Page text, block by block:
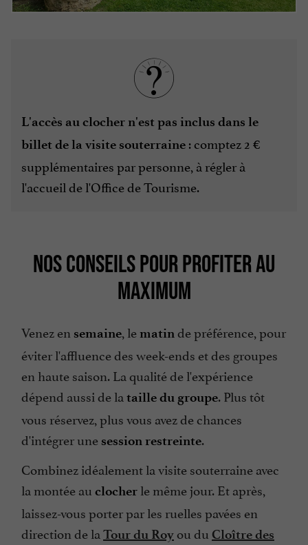
L'accès au clocher n'est pas inclus dans le
billet de la visite souterraine : comptez 2 €
supplémentaires par personne, à régler à
l'accueil de l'Office de Tourisme.
NOS CONSEILS POUR PROFITER AU
MAXIMUM
Venez en semaine, le matinde préférence, pour
éviter l'affluence des week-ends et des groupes
en haute saison. La qualité de l'expérience
dépend aussi de la taille du groupe. Plus tôt
vous réservez, plus vous avez de chances
d'intégrer une session restreinte.
Combinez idéalement la visite souterraine avec
la montée au clocher le même jour. Et après,
laissez-vous porter par les ruelles pavées en
direction de la Tour du Roy ou du Cloître des